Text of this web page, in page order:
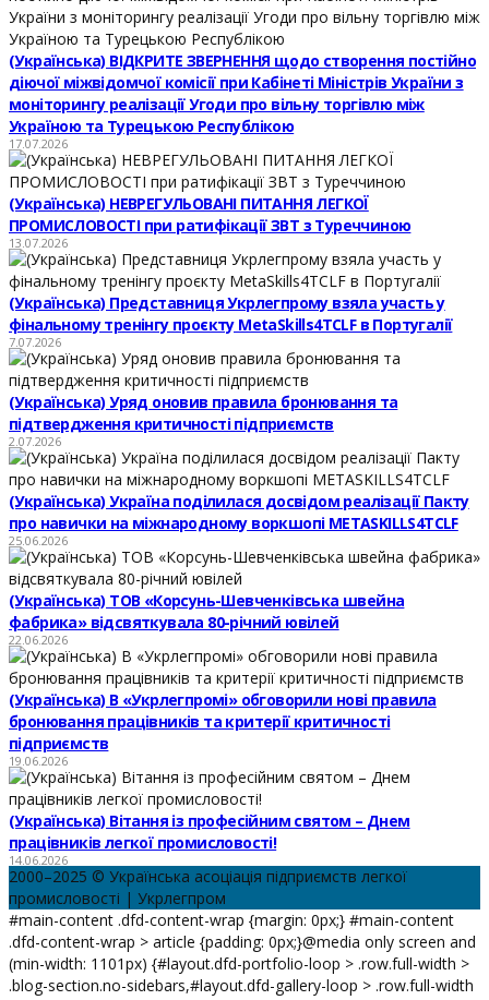
(Українська) ВІДКРИТЕ ЗВЕРНЕННЯ щодо створення постійно
діючої міжвідомчої комісії при Кабінеті Міністрів України з
моніторингу реалізації Угоди про вільну торгівлю між
Україною та Турецькою Республікою
17.07.2026
(Українська) НЕВРЕГУЛЬОВАНІ ПИТАННЯ ЛЕГКОЇ
ПРОМИСЛОВОСТІ при ратифікації ЗВТ з Туреччиною
13.07.2026
(Українська) Представниця Укрлегпрому взяла участь у
фінальному тренінгу проєкту MetaSkills4TCLF в Португалії
7.07.2026
(Українська) Уряд оновив правила бронювання та
підтвердження критичності підприємств
2.07.2026
(Українська) Україна поділилася досвідом реалізації Пакту
про навички на міжнародному воркшопі METASKILLS4TCLF
25.06.2026
(Українська) ТОВ «Корсунь-Шевченківська швейна
фабрика» відсвяткувала 80-річний ювілей
22.06.2026
(Українська) В «Укрлегпромі» обговорили нові правила
бронювання працівників та критерії критичності
підприємств
19.06.2026
(Українська) Вітання із професійним святом – Днем
працівників легкої промисловості!
14.06.2026
2000–2025 © Українська асоціація підприємств легкої
промисловості | Укрлегпром
#main-content .dfd-content-wrap {margin: 0px;} #main-content
.dfd-content-wrap > article {padding: 0px;}@media only screen and
(min-width: 1101px) {#layout.dfd-portfolio-loop > .row.full-width >
.blog-section.no-sidebars,#layout.dfd-gallery-loop > .row.full-width